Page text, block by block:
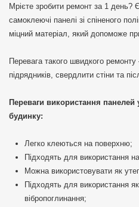
Мрієте зробити ремонт за 1 день?
самоклеючі панелі зі спіненого
міцний матеріал, який допоможе
Перевага такого швидкого
підрядників, свердлити стіни та
Переваги використання
будинку:
Легко клеються на поверхню;
Підходять для використання
Можна використовувати як
Підходять для використання
вібропоглинання;